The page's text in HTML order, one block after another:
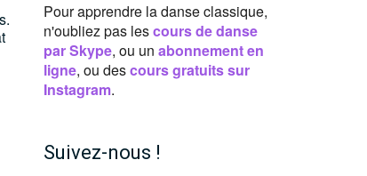
Pour apprendre la danse classique,
n'oubliez pas lescours de danse
par Skype, ou un abonnement en
ligne, ou descours gratuits sur
Instagram.
Suivez-nous !